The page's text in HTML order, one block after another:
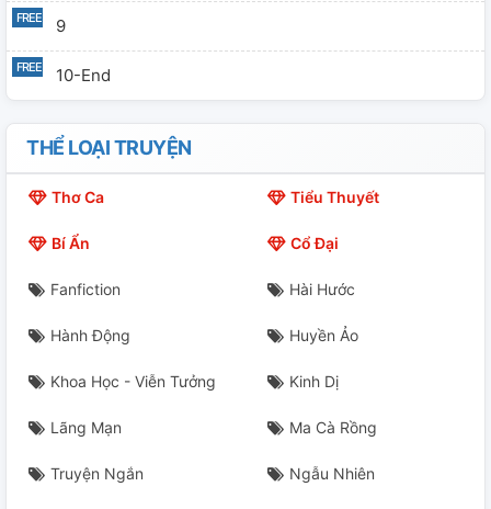
9
10-End
THỂ LOẠI TRUYỆN
Thơ Ca Tiểu Thuyết
Bí Ẩn Cổ Đại
Fanfiction Hài Hước
Hành Động Huyền Ảo
Khoa Học - Viễn Tưởng Kinh Dị
Lãng Mạn Ma Cà Rồng
Truyện Ngắn Ngẫu Nhiên